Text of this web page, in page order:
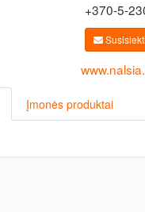
+370-5-
Įmonės produktai